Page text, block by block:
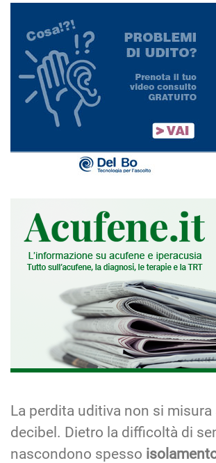
La perdita uditiva non si
decibel. Dietro la difficoltà di
nascondono spesso